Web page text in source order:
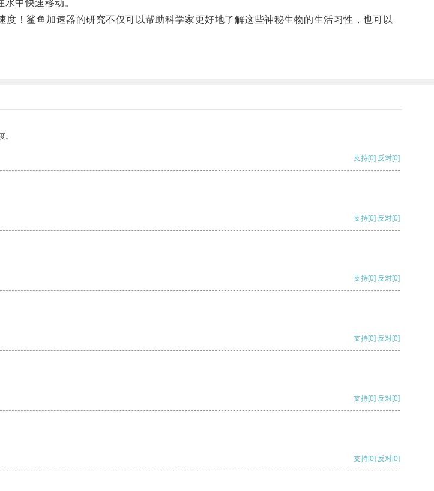
中快速移动。
鲨鱼加速器的研究不仅可以帮助科学家更好地了解这些神秘生物的生活习性，也可以
。
支持[0] 反对[0]
支持[0] 反对[0]
支持[0] 反对[0]
支持[0] 反对[0]
支持[0] 反对[0]
支持[0] 反对[0]